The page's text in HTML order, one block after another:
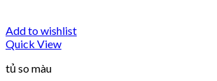
Add to wishlist
Quick View
tủ so màu